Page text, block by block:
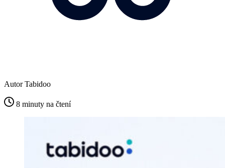
Autor Tabidoo
8 minuty na čtení